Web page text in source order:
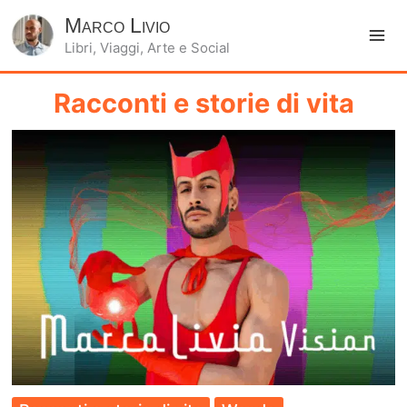
Marco Livio
Libri, Viaggi, Arte e Social
Racconti e storie di vita